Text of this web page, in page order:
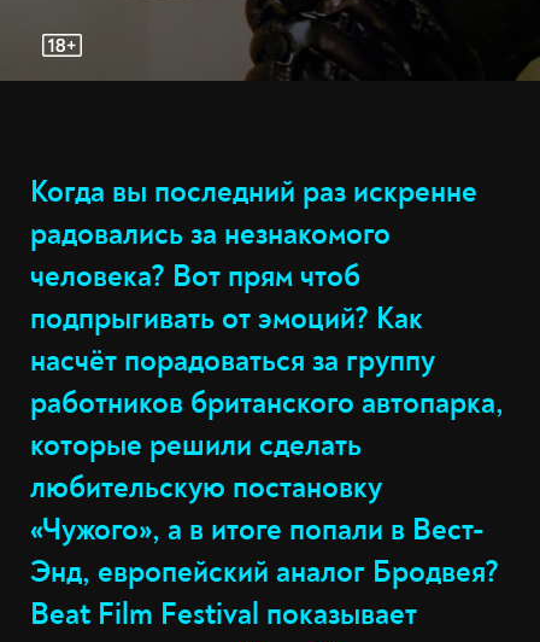
Когда вы последний раз искренне
радовались за незнакомого
человека? Вот прям чтоб
подпрыгивать от эмоций? Как
насчёт порадоваться за группу
работников британского автопарка,
которые решили сделать
любительскую постановку
«Чужого», а в итоге попали в Вест-
Энд, европейский аналог Бродвея?
Beat Film Festival показывает